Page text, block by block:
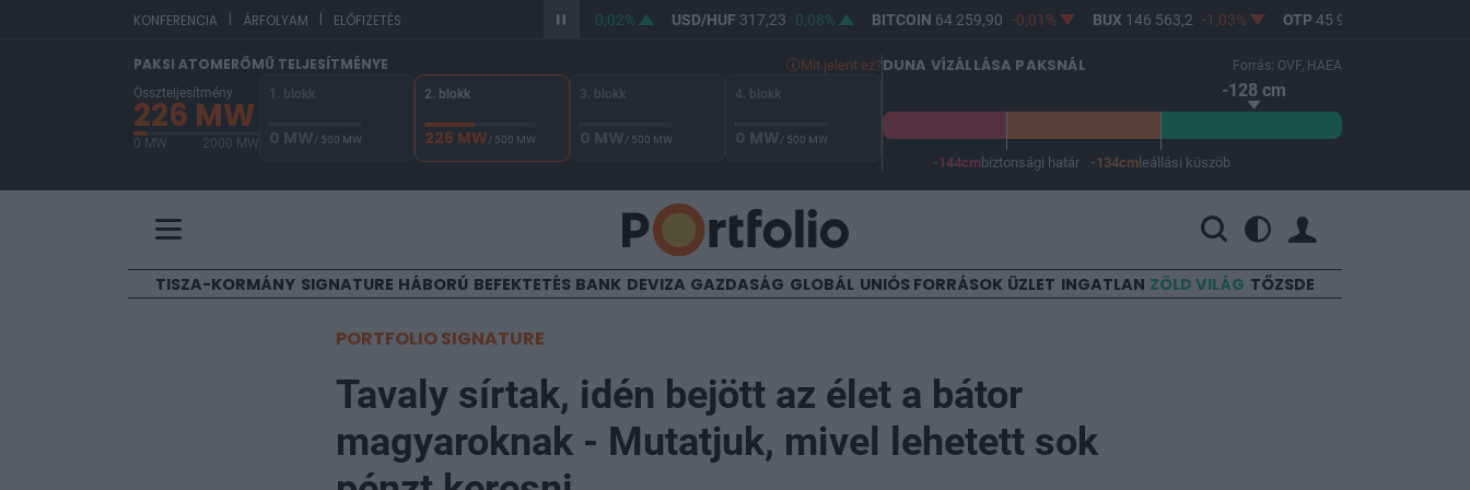
KONFERENCIA | ÁRFOLYAM | ELŐFIZETÉS 365,47 0,02% USD/HUF317,23 0,08% BITCOIN 64 259,90 -0,01% BUX146 563,2 -1,03% OTP45 900
PAKSI ATOMERŐMŰ TELJESÍTMÉNYE Mit jelent ez?
Összteljesítmény
226 MW
0 MW 2000 MW
1. blokk
0 MW/ 500 MW
2. blokk
226 MW/ 500 MW
3. blokk
0 MW/ 500 MW
4. blokk
0 MW/ 500 MW
DUNA VÍZÁLLÁSA PAKSNÁL Forrás: OVF, HAEA
-128 cm
-144cm biztonsági határ -134cm leállási küszöb
TISZA-KORMÁNY SIGNATURE HÁBORÚ BEFEKTETÉS BANK DEVIZA GAZDASÁG GLOBÁL UNIÓS FORRÁSOK ÜZLET INGATLAN ZÖLD VILÁG TŐZSDE
PORTFOLIO SIGNATURE
Tavaly sírtak, idén bejött az élet a bátor
magyaroknak - Mutatjuk, mivel lehetett sok